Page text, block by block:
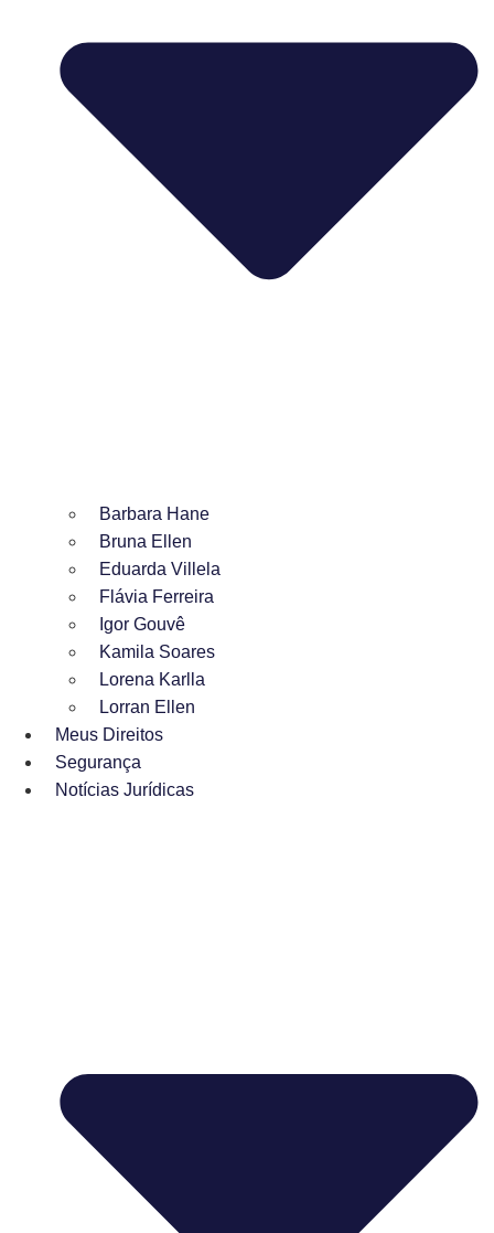
Barbara Hane
Bruna Ellen
Eduarda Villela
Flávia Ferreira
Igor Gouvê
Kamila Soares
Lorena Karlla
Lorran Ellen
Meus Direitos
Segurança
Notícias Jurídicas